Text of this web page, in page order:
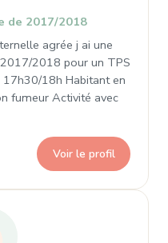
de 2017/2018
agrée j ai une
2018 pour un TPS
18h Habitant en
fumeur Activité avec
Voir le profil